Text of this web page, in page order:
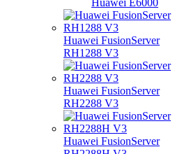
Huawei E6000
Huawei FusionServer
RH1288 V3
Huawei FusionServer
RH2288 V3
Huawei FusionServer